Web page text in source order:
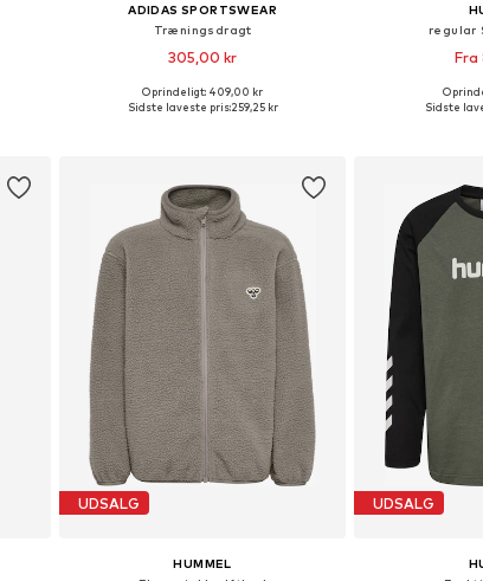
ADIDAS SPORTSWEAR
Træningsdragt
305,00 kr
Fås i mange størrelser
Oprindeligt: 409,00 kr
Sidste laveste pris:259,25 kr
regular
Fra
Fås i
Sidste
UDSALG
HUMMEL
UDSALG